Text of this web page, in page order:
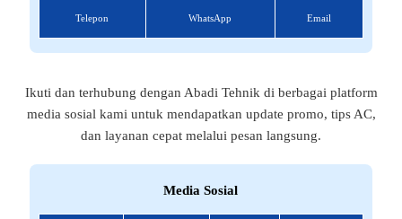
Telepon WhatsApp Email
Ikuti dan terhubung dengan Abadi Tehnik di berbagai platform
media sosial kami untuk mendapatkan update promo, tips AC,
dan layanan cepat melalui pesan langsung.
Media Sosial